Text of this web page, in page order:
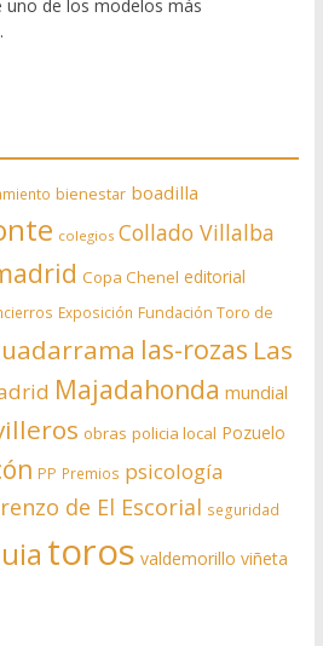
de los modelos más
bienestar boadilla
colegios Collado Villalba
Copa Chenel editorial
Exposición Fundación Toro de
las-rozas Las
Majadahonda mundial
obras policia local Pozuelo
PP Premios psicología
de El Escorial seguridad
toros valdemorillo viñeta